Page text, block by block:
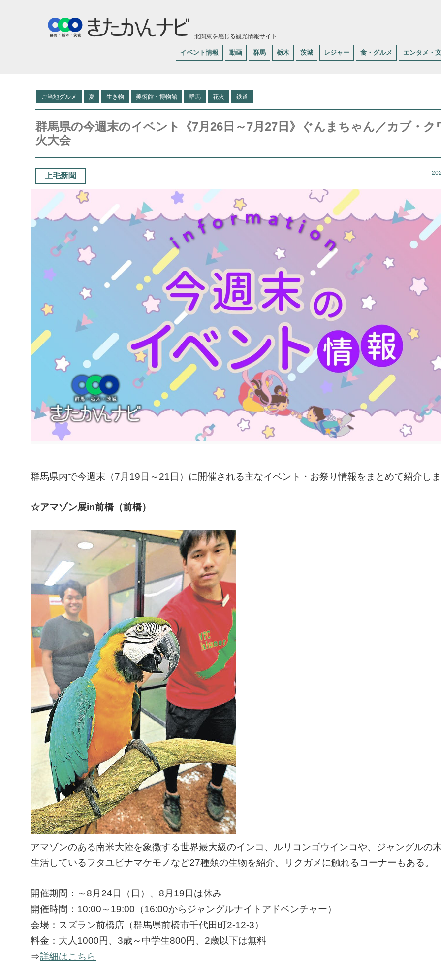
北関東を感じる観光情報サイト
イベント情報 動画 群馬 栃木 茨城 レジャー 食・グルメ エンタメ・
ご当地グルメ 夏 生き物 美術館・博物館 群馬 花火 鉄道
群馬県の今週末のイベント《7月26日～7月27日》ぐんまちゃん／カブ・ク
火大会
上毛新聞
群馬県内で今週末（7月19日～21日）に開催される主なイベント・お祭り情報をまとめて紹介し
☆アマゾン展in前橋（前橋）
アマゾンのある南米大陸を象徴する世界最大級のインコ、ルリコンゴウインコや、ジャングルの
生活しているフタユビナマケモノなど27種類の生物を紹介。リクガメに触れるコーナーもある。
開催期間：～8月24日（日）、8月19日は休み
開催時間：10:00～19:00（16:00からジャングルナイトアドベンチャー）
会場：スズラン前橋店（群馬県前橋市千代田町2-12-3）
料金：大人1000円、3歳～中学生800円、2歳以下は無料
⇒詳細はこちら